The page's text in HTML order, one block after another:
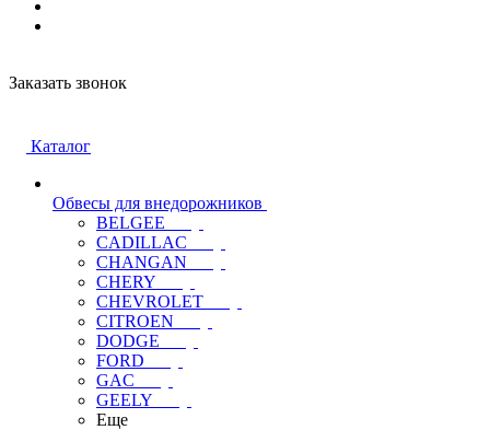
Заказать звонок
Каталог
Обвесы для внедорожников
BELGEE
CADILLAC
CHANGAN
CHERY
CHEVROLET
CITROEN
DODGE
FORD
GAC
GEELY
Еще